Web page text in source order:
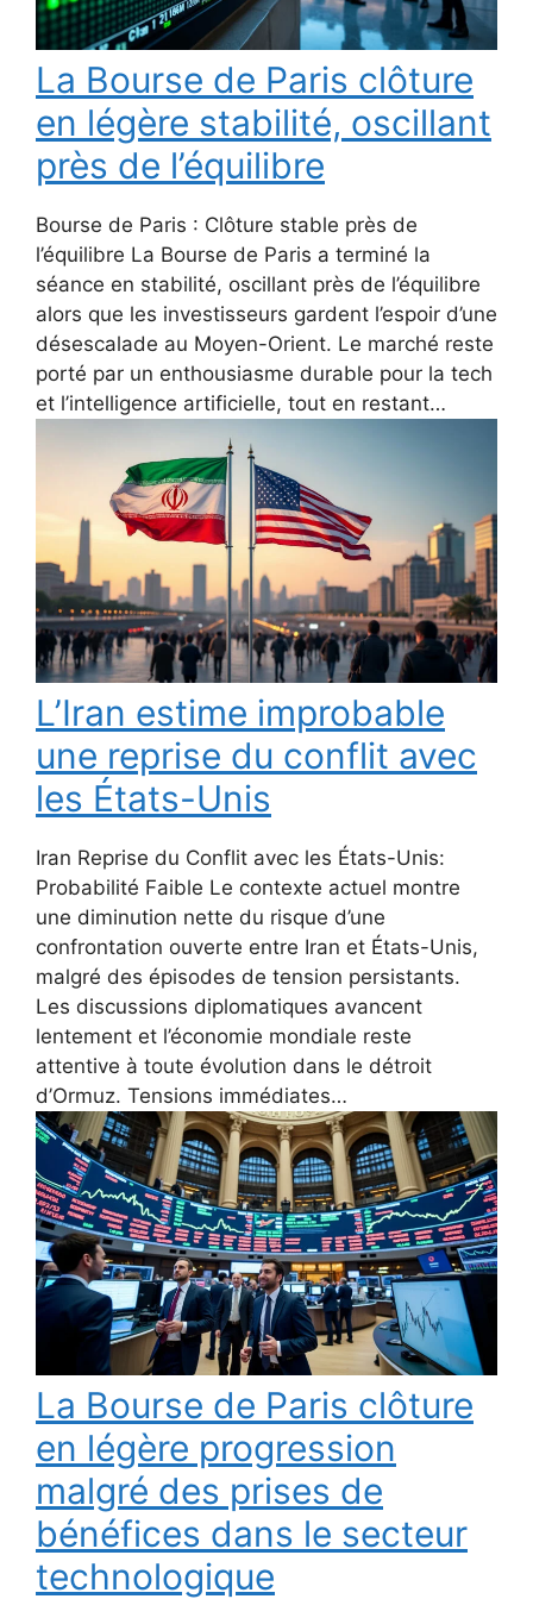
La Bourse de Paris clôture
en légère stabilité, oscillant
près de l’équilibre
Bourse de Paris : Clôture stable près de
l’équilibre La Bourse de Paris a terminé la
séance en stabilité, oscillant près de l’équilibre
alors que les investisseurs gardent l’espoir d’une
désescalade au Moyen-Orient. Le marché reste
porté par un enthousiasme durable pour la tech
et l’intelligence artificielle, tout en restant…
L’Iran estime improbable
une reprise du conflit avec
les États-Unis
Iran Reprise du Conflit avec les États-Unis:
Probabilité Faible Le contexte actuel montre
une diminution nette du risque d’une
confrontation ouverte entre Iran et États-Unis,
malgré des épisodes de tension persistants.
Les discussions diplomatiques avancent
lentement et l’économie mondiale reste
attentive à toute évolution dans le détroit
d’Ormuz. Tensions immédiates…
La Bourse de Paris clôture
en légère progression
malgré des prises de
bénéfices dans le secteur
technologique